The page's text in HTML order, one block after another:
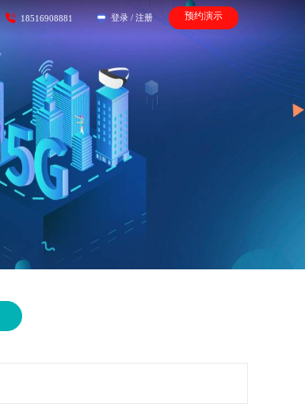
18516908881 登录 / 注册 预约演示